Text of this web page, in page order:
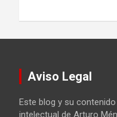
Aviso Legal
Este blog y su
intelectual de Arturo